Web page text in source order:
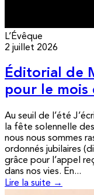
L’Évêque
2 juillet 2026
Éditorial de
pour le mois
Au seuil de l’été
la fête solennelle
nous nous sommes
ordonnés jubilaires
grâce pour l’appel
dans nos vies. En...
Lire la suite →